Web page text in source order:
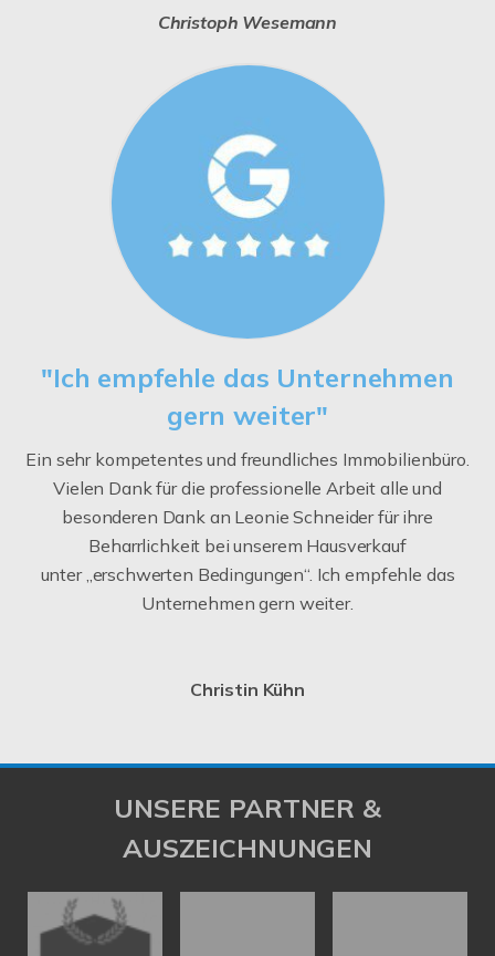
Christoph Wesemann
"Ich empfehle das Unternehmen
gern weiter"
Ein sehr kompetentes und freundliches Immobilienbüro.
Vielen Dank für die professionelle Arbeit alle und
besonderen Dank an Leonie Schneider für ihre
Beharrlichkeit bei unserem Hausverkauf
unter „erschwerten Bedingungen“. Ich empfehle das
Unternehmen gern weiter.
Christin Kühn
UNSERE PARTNER &
AUSZEICHNUNGEN